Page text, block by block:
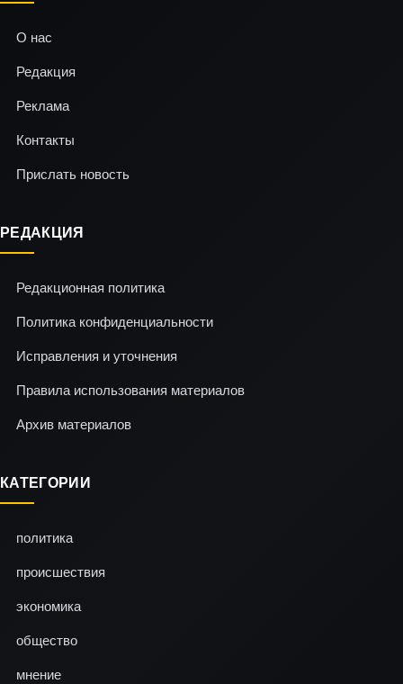
О нас
Редакция
Реклама
Контакты
Прислать новость
РЕДАКЦИЯ
Редакционная политика
Политика конфиденциальности
Исправления и уточнения
Правила использования материалов
Архив материалов
КАТЕГОРИИ
политика
происшествия
экономика
общество
мнение